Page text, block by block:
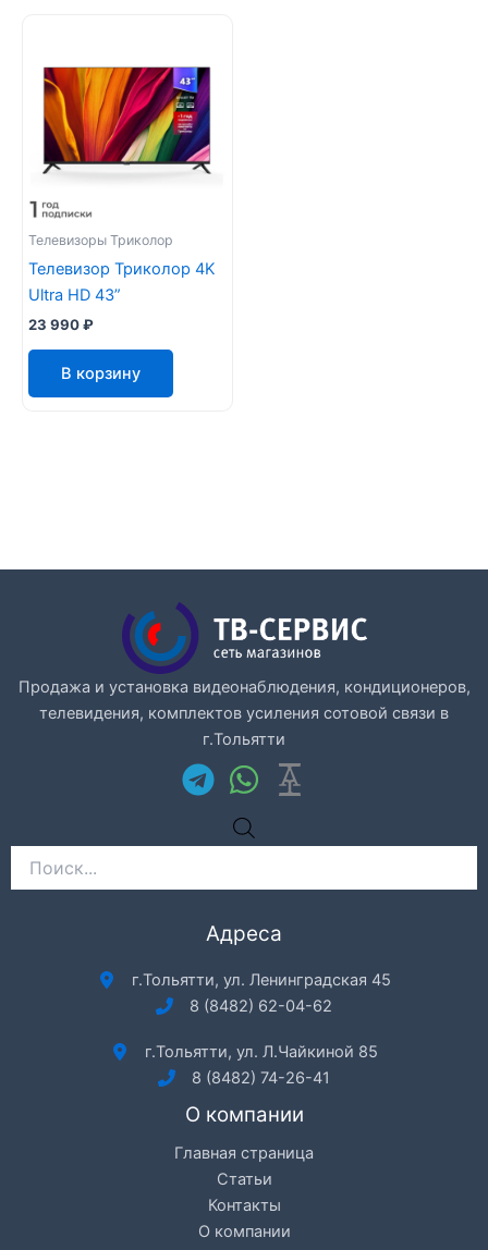
Телевизоры Триколор
Телевизор Триколор 4K
Ultra HD 43”
23 990₽
В корзину
Продажа и установка видеонаблюдения, кондиционеров,
телевидения, комплектов усиления сотовой связи в
г.Тольятти
товаров
Адреса
г.Тольятти, ул. Ленинградская 45
8 (8482) 62-04-62
г.Тольятти, ул. Л.Чайкиной 85
8 (8482) 74-26-41
О компании
Главная страница
Статьи
Контакты
О компании